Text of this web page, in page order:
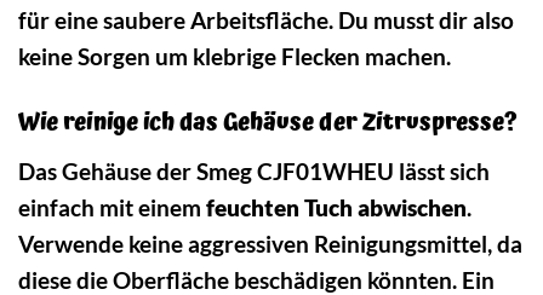
für eine saubere Arbeitsfläche. Du musst dir also
keine Sorgen um klebrige Flecken machen.
Wie reinige ich das Gehäuse der Zitruspresse?
Das Gehäuse der Smeg CJF01WHEU lässt sich
einfach mit einem feuchten Tuch abwischen.
Verwende keine aggressiven Reinigungsmittel, da
diese die Oberfläche beschädigen könnten. Ein